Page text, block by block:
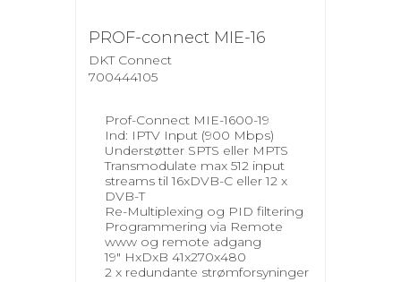
PROF-connect MIE-16
DKT Connect
700444105
Prof-Connect MIE-1600-19
Ind: IPTV Input (900 Mbps)
Understøtter SPTS eller MPTS
Transmodulate max 512 input
streams til 16xDVB-C eller 12 x
DVB-T
Re-Multiplexing og PID filtering
Programmering via Remote
www og remote adgang
19" HxDxB 41x270x480
2 x redundante strømforsyninger